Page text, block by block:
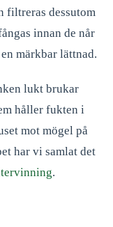
filtreras dessutom
innan de når
märkbar lättnad.
lukt brukar
håller fukten i
mot mögel på
har vi samlat det
.